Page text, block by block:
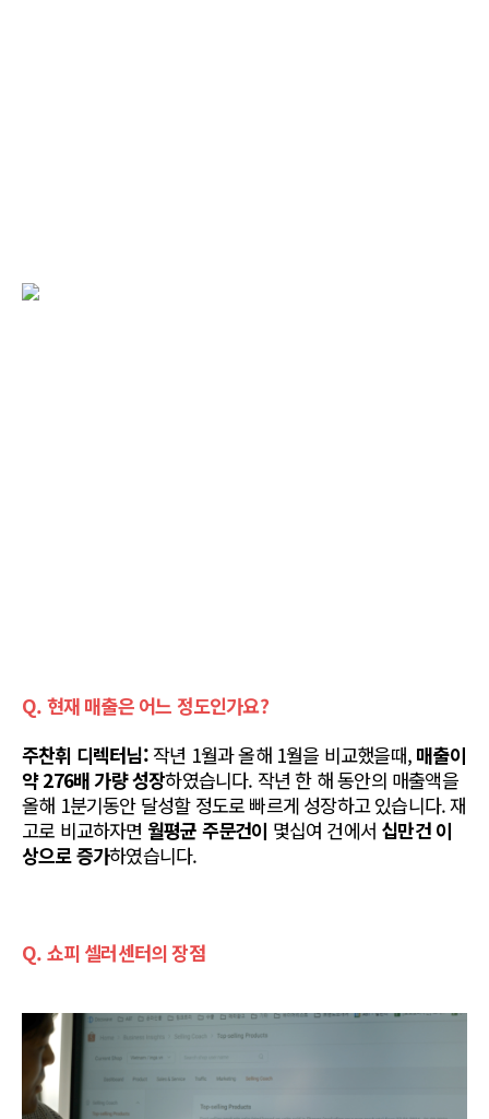
Q. 현재 매출은 어느 정도인가요?
주찬휘 디렉터님: 작년 1월과 올해 1월을 비교했을때, 매출이
약 276배 가량 성장하였습니다. 작년 한 해 동안의 매출액을
올해 1분기동안 달성할 정도로 빠르게 성장하고 있습니다. 재
고로 비교하자면 월평균 주문건이 몇십여 건에서 십만건 이
상으로 증가하였습니다.
Q. 쇼피 셀러센터의 장점